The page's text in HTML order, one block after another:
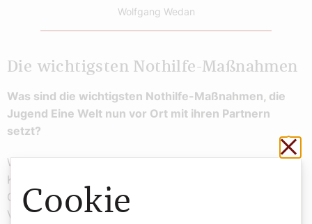
Wolfgang Wedan
Die wichtigsten Nothilfe-Maßnahmen
Was sind die wichtigsten Nothilfe-Maßnahmen, die
Jugend Eine Welt nun vor Ort mit ihren Partnern
setzt?
Wir haben gestern schon die erste Hilfslieferung ins
Katastrophengebiet an die Küste, in den Bundesstaat La
Guaira, zu unseren Partnern gebracht, die dort die
Verteilung übernommen haben. Die Hilfslieferung
Cookie